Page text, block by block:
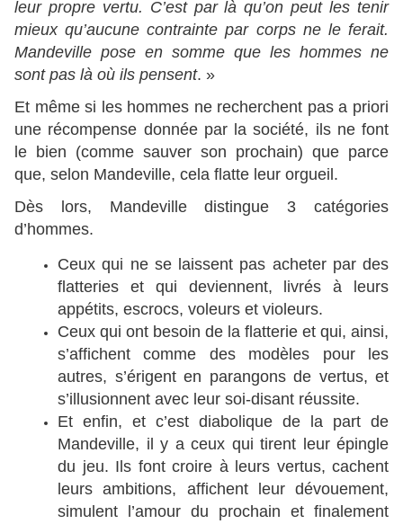
leur propre vertu. C’est par là qu’on peut les tenir
mieux qu’aucune contrainte par corps ne le ferait.
Mandeville pose en somme que les hommes ne
sont pas là où ils pensent. »
Et même si les hommes ne recherchent pas a priori
une récompense donnée par la société, ils ne font
le bien (comme sauver son prochain) que parce
que, selon Mandeville, cela flatte leur orgueil.
Dès lors, Mandeville distingue 3 catégories
d’hommes.
Ceux qui ne se laissent pas acheter par des
flatteries et qui deviennent, livrés à leurs
appétits, escrocs, voleurs et violeurs.
Ceux qui ont besoin de la flatterie et qui, ainsi,
s’affichent comme des modèles pour les
autres, s’érigent en parangons de vertus, et
s’illusionnent avec leur soi-disant réussite.
Et enfin, et c’est diabolique de la part de
Mandeville, il y a ceux qui tirent leur épingle
du jeu. Ils font croire à leurs vertus, cachent
leurs ambitions, affichent leur dévouement,
simulent l’amour du prochain et finalement